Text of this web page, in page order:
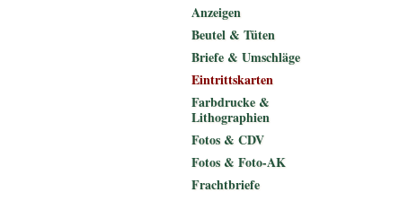
Anzeigen
Beutel & Tüten
Briefe & Umschläge
Eintrittskarten
Farbdrucke &
Lithographien
Fotos & CDV
Fotos & Foto-AK
Frachtbriefe